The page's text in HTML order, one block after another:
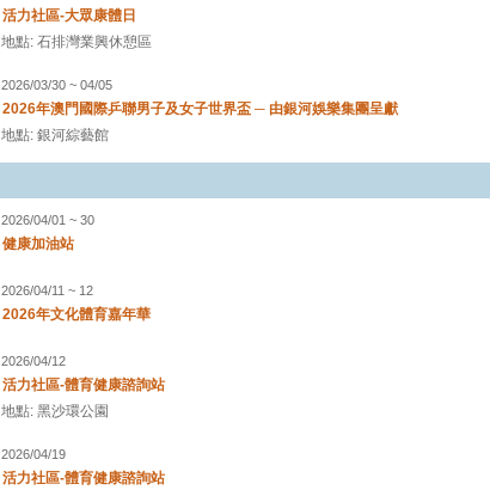
活力社區-大眾康體日
地點: 石排灣業興休憩區
2026/03/30 ~ 04/05
2026年澳門國際乒聯男子及女子世界盃 ─ 由銀河娛樂集團呈獻
地點: 銀河綜藝館
2026/04/01 ~ 30
健康加油站
2026/04/11 ~ 12
2026年文化體育嘉年華
2026/04/12
活力社區-體育健康諮詢站
地點: 黑沙環公園
2026/04/19
活力社區-體育健康諮詢站